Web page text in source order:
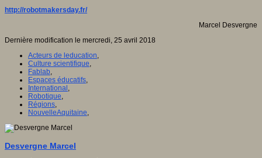
http://robotmakersday.fr/
Marcel Desvergne
Dernière modification le mercredi, 25 avril 2018
Acteurs de leducation,
Culture scientifique,
Fablab,
Espaces éducatifs,
International ,
Robotique,
Régions,
NouvelleAquitaine,
Desvergne Marcel